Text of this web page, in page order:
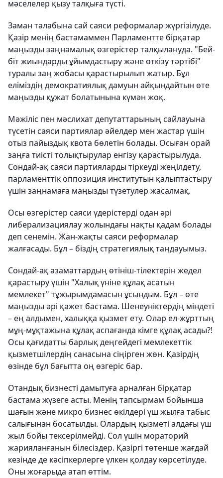
мәселелер қызу талқыға түсті.
Заман талабына сай саяси реформалар жүргізілуде.
Қазір менің бастамаммен Парламентте бірқатар
маңызды заң­на­малық өзгерістер талқылануда. "Бей­
біт жиындарды ұйымдастыру және өткізу тәртібі"
туралы заң жобасы қарас­тырылып жатыр. Бұл
еліміздің демократиялық дамуын айқындайтын өте
маңызды құжат болатынына күмән жоқ.
Мәжіліс пен мәслихат депутат­тарының сайлауына
түсетін саяси партиялар әйелдер мен жастар үшін
отыз пайыздық квота бөлетін болады. Осыған орай
заңға тиісті толықтырулар енгізу қарастырылуда.
Сондай-ақ саяси партия­ларды тіркеуді жеңілдету,
парламенттік оппозиция институтын қалыптастыру
үшін заңнамаға маңызды түзетулер жасалмақ.
Осы өзгерістер саяси үдерістерді одан әрі
либерализациялау жолындағы нақты қадам болады
деп сенемін. Жан-жақты саяси реформалар
жалғасады. Бұл – біздің стратегиялық таңдауымыз.
Сондай-ақ азаматтардың өтініш-тілектерін жедел
қарастыру үшін "Ха­лық үніне құлақ асатын
мемлекет" тұжы­рымдамасын ұсындым. Бұл – өте
маңызды әрі қажет бастама. Шенеунік­тер­дің міндеті
– ең алдымен, халыққа қыз­мет ету. Олар ел-жұрттың
мұң-мұқта­жына құлақ аспағанда кімге құлақ асады?!
Осы қағидатты барлық деңгейдегі мемлекеттік
қызметшілердің санасына сіңірген жөн. Қазірдің
өзінде бұл бағытта оң өзгеріс бар.
Отандық бизнесті дамытуға арналған бірқатар
бастама жүзеге асты. Менің тапсырмам бойынша
шағын және микро бизнес өкілдері үш жылға табыс
салығынан босатылды. Олардың қызметі алдағы үш
жыл бойы тексерілмейді. Сол үшін мораторий
жарияланғанын білесіздер. Қазіргі төтенше жағдай
кезінде де кәсіпкерлерге үлкен қолдау көрсетілуде.
Оны жоғарыда атап өттім.